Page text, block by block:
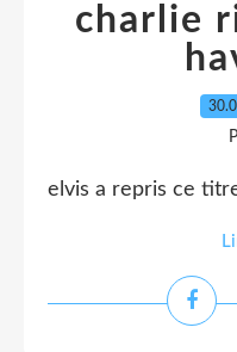
charlie
elvis a repris ce